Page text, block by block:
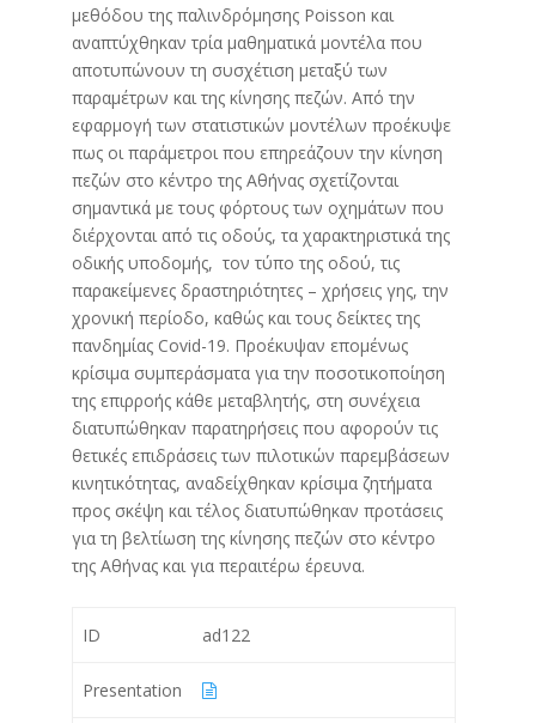
μεθόδου της παλινδρόμησης Poisson και
αναπτύχθηκαν τρία μαθηματικά μοντέλα που
αποτυπώνουν τη συσχέτιση μεταξύ των
παραμέτρων και της κίνησης πεζών. Από την
εφαρμογή των στατιστικών μοντέλων προέκυψε
πως οι παράμετροι που επηρεάζουν την κίνηση
πεζών στο κέντρο της Αθήνας σχετίζονται
σημαντικά με τους φόρτους των οχημάτων που
διέρχονται από τις οδούς, τα χαρακτηριστικά της
οδικής υποδομής, τον τύπο της οδού, τις
παρακείμενες δραστηριότητες – χρήσεις γης, την
χρονική περίοδο, καθώς και τους δείκτες της
πανδημίας Covid-19. Προέκυψαν επομένως
κρίσιμα συμπεράσματα για την ποσοτικοποίηση
της επιρροής κάθε μεταβλητής, στη συνέχεια
διατυπώθηκαν παρατηρήσεις που αφορούν τις
θετικές επιδράσεις των πιλοτικών παρεμβάσεων
κινητικότητας, αναδείχθηκαν κρίσιμα ζητήματα
προς σκέψη και τέλος διατυπώθηκαν προτάσεις
για τη βελτίωση της κίνησης πεζών στο κέντρο
της Αθήνας και για περαιτέρω έρευνα.
ID ad122
Presentation